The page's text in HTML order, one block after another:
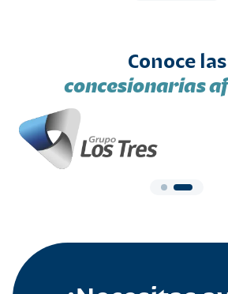
Conoce las
concesionarias